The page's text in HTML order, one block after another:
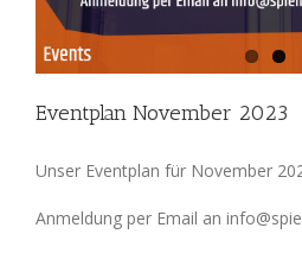
Eventplan November 2023
Unser Eventplan für November
Anmeldung per Email an